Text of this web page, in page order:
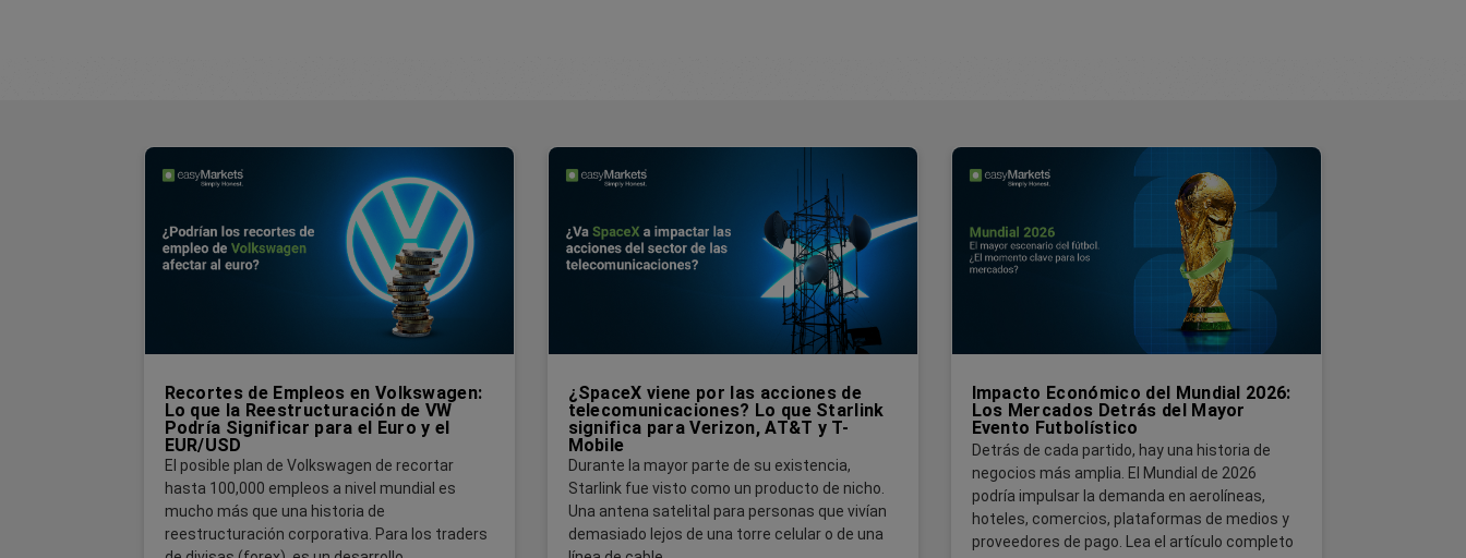
Recortes de Empleos en Volkswagen:
Lo que la Reestructuración de VW
Podría Significar para el Euro y el
EUR/USD
El posible plan de Volkswagen de recortar
hasta 100,000 empleos a nivel mundial es
mucho más que una historia de
reestructuración corporativa. Para los traders
¿SpaceX viene por las acciones de
telecomunicaciones? Lo que Starlink
significa para Verizon, AT&T y T-
Mobile
Durante la mayor parte de su existencia,
Starlink fue visto como un producto de nicho.
Una antena satelital para personas que vivían
demasiado lejos de una torre celular o de una
Impacto Económico del Mundial 2026:
Los Mercados Detrás del Mayor
Evento Futbolístico
Detrás de cada partido, hay una historia de
negocios más amplia. El Mundial de 2026
podría impulsar la demanda en aerolíneas,
hoteles, comercios, plataformas de medios y
proveedores de pago. Lea el artículo completo